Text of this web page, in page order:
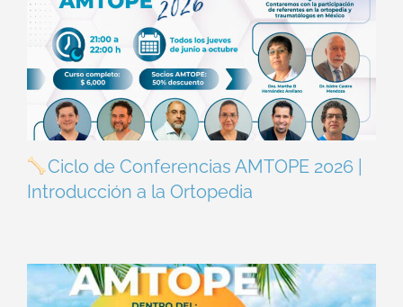
Ciclo de Conferencias AMTOPE 2026 |
Introducción a la Ortopedia